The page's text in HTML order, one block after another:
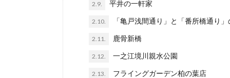
2.9. 平井の一軒家
2.10. 「亀戸浅間通り」と「番所橋通り
2.11. 鹿骨新橋
2.12. 一之江境川親水公園
2.13. フライングガーデン柏の葉店